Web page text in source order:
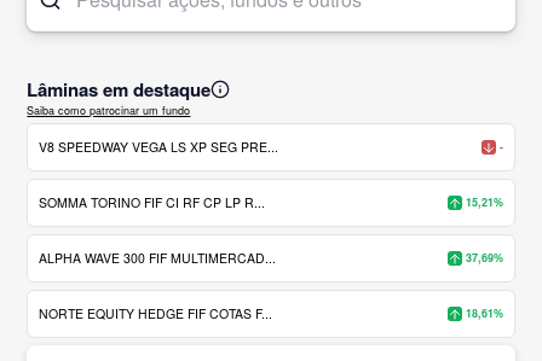
Lâminas em destaque
Saiba como patrocinar um fundo
V8 SPEEDWAY VEGA LS XP SEG PRE... -
SOMMA TORINO FIF CI RF CP LP R... 15,21%
ALPHA WAVE 300 FIF MULTIMERCAD... 37,69%
NORTE EQUITY HEDGE FIF COTAS F... 18,61%